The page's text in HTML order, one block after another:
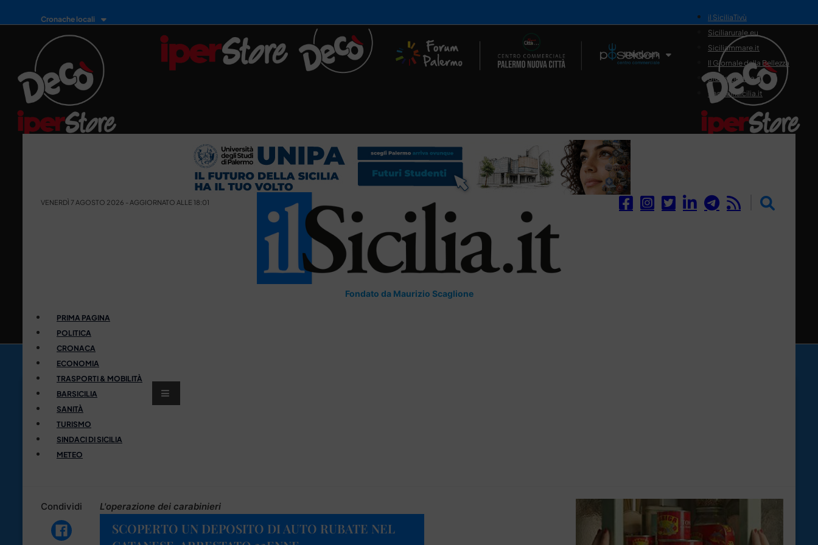
Cronache locali
Il Network
il SiciliaTivù
Siciliarurale.eu
Siciliammare.it
Il Giornale della Bellezza
Siciliamedica.it
Sanitainsicilia.it
VENERDÌ 7 AGOSTO 2026 - AGGIORNATO ALLE 18:01
Fondato da Maurizio Scaglione
PRIMA PAGINA
POLITICA
CRONACA
ECONOMIA
TRASPORTI & MOBILITÀ
BARSICILIA
SANITÀ
TURISMO
SINDACI DI SICILIA
METEO
Condividi L'operazione dei carabinieri
SCOPERTO UN DEPOSITO DI AUTO RUBATE NEL